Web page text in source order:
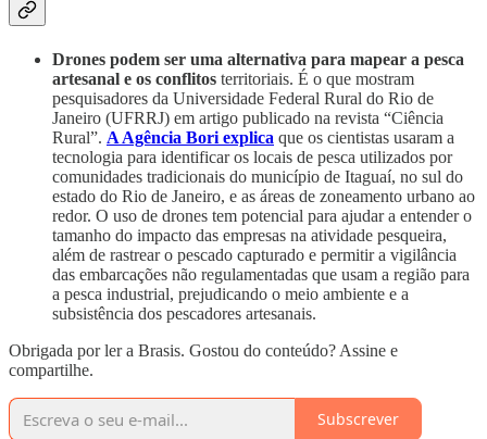
Drones podem ser uma alternativa para mapear a pesca
artesanal e os conflitos territoriais. É o que mostram
pesquisadores da Universidade Federal Rural do Rio de
Janeiro (UFRRJ) em artigo publicado na revista “Ciência
Rural”. A Agência Bori explica que os cientistas usaram a
tecnologia para identificar os locais de pesca utilizados por
comunidades tradicionais do município de Itaguaí, no sul do
estado do Rio de Janeiro, e as áreas de zoneamento urbano ao
redor. O uso de drones tem potencial para ajudar a entender o
tamanho do impacto das empresas na atividade pesqueira,
além de rastrear o pescado capturado e permitir a vigilância
das embarcações não regulamentadas que usam a região para
a pesca industrial, prejudicando o meio ambiente e a
subsistência dos pescadores artesanais.
Obrigada por ler a Brasis. Gostou do conteúdo? Assine e
compartilhe.
Subscrever